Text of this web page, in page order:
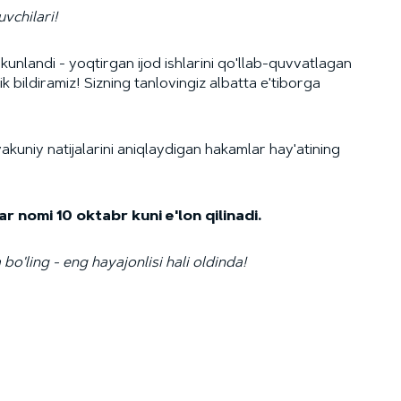
- yoqtirgan ijod ishlarini qo'llab-quvvatlagan
bildiramiz! Sizning tanlovingiz albatta e'tiborga
natijalarini aniqlaydigan hakamlar hay'atining
nomi 10 oktabr kuni e'lon qilinadi.
- eng hayajonlisi hali oldinda!